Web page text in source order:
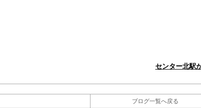
センター北駅
ブログ一覧へ戻る